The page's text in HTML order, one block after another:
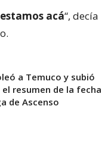
acá“, decía
a Temuco y subió
resumen de la fecha
de Ascenso